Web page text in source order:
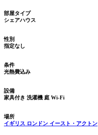
部屋タイプ
シェアハウス
性別
指定なし
条件
光熱費込み
設備
家具付き 洗濯機 庭 Wi-Fi
場所
イギリス ロンドン イースト・アクトン